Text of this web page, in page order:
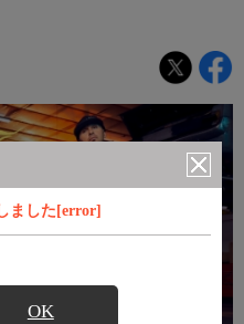
ました[error]
OK